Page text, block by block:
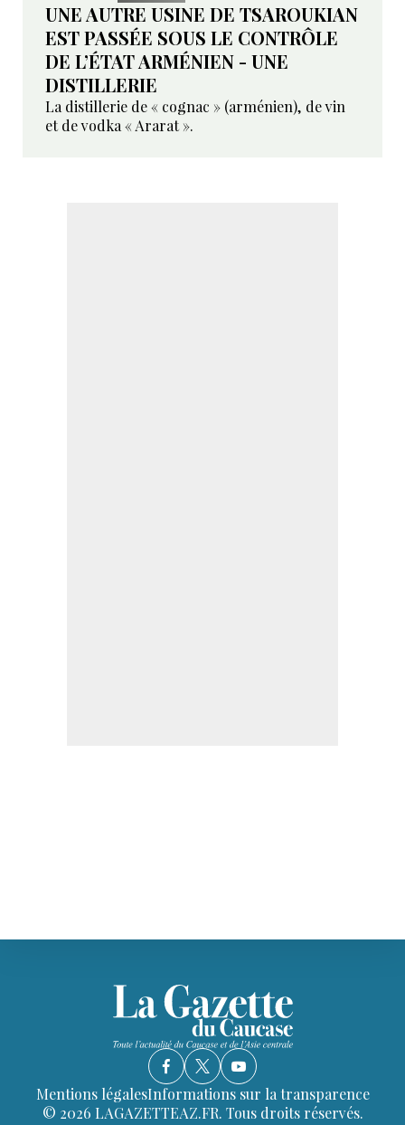
UNE AUTRE USINE DE TSAROUKIAN
EST PASSÉE SOUS LE CONTRÔLE
DE L’ÉTAT ARMÉNIEN - UNE
DISTILLERIE
La distillerie de « cognac » (arménien), de vin
et de vodka « Ararat ».
Mentions légalesInformations sur la transparence
© 2026 LAGAZETTEAZ.FR. Tous droits réservés.